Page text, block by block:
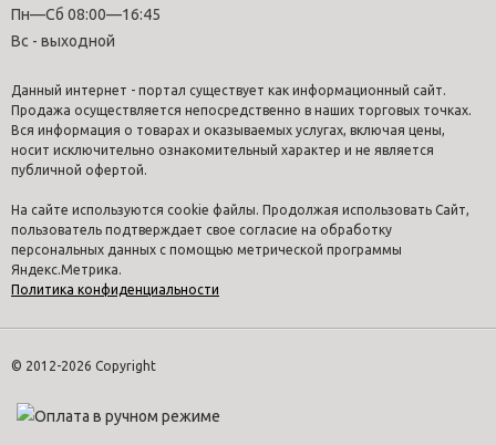
Пн—Сб 08:00—16:45
Вс - выходной
Данный интернет - портал существует как информационный сайт.
Продажа осуществляется непосредственно в наших торговых точках.
Вся информация о товарах и оказываемых услугах, включая цены,
носит исключительно ознакомительный характер и не является
публичной офертой.
На сайте используются cookie файлы. Продолжая использовать Сайт,
пользователь подтверждает свое согласие на обработку
персональных данных с помощью метрической программы
Яндекс.Метрика.
Политика конфиденциальности
© 2012-2026 Copyright